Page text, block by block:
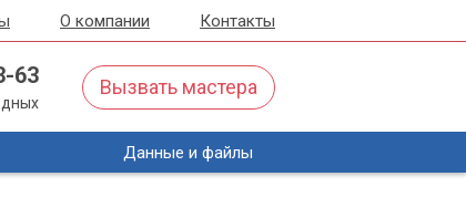
О компании Контакты
63 Вызвать мастера
Данные и файлы